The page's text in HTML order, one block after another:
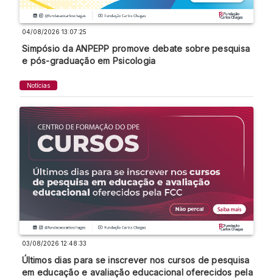
04/08/2026 13:07:25
Simpósio da ANPEPP promove debate sobre pesquisa
e pós-graduação em Psicologia
Notícias
03/08/2026 12:48:33
Últimos dias para se inscrever nos cursos de pesquisa
em educação e avaliação educacional oferecidos pela